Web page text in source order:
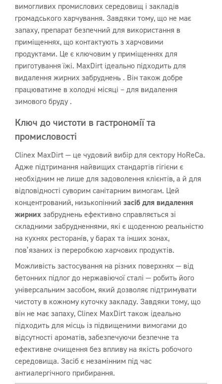
вимогливих промислових середовищ і закладів
громадського харчування. Завдяки тому, що не має
запаху, препарат безпечний для використання в
приміщеннях, що контактують з харчовими
продуктами. Це є ключовим у приміщеннях для
приготування їжі. MaxDirt ідеально підходить для
видалення жирних забруднень . Він також добре
працюватиме в холодні місяці – для видалення
зимового бруду .
Ключ до чистоти в гастрономії та
промисловості
Clinex MaxDirt — це чудовий вибір для сектору HoReCa.
Адже підтримання найвищих стандартів гігієни є
необхідним не лише для задоволення клієнтів, а й для
відповідності суворим санітарним вимогам. Цей
концентрований, низькопінний засіб для видалення
жирнихзабруднень ефективно справляється зі
складними забрудненнями, які є щоденною реальністю
на кухнях ресторанів, у барах та інших зонах,
пов’язаних із переробкою харчових продуктів.
Можливість застосування на різних поверхнях — від
бетонних підлог до нержавіючої сталі — робить його
універсальним засобом, який дозволяє підтримувати
чистоту в кожному куточку закладу. Завдяки тому, що
він не має запаху, Clinex MaxDirt також ідеально
підходить для місць із підвищеними вимогами до
відсутності ароматів, забезпечуючи безпечне та
ефективне очищення без впливу на якість робочого
середовища. Засіб є незамінним під час
антиалергічного прибирання.